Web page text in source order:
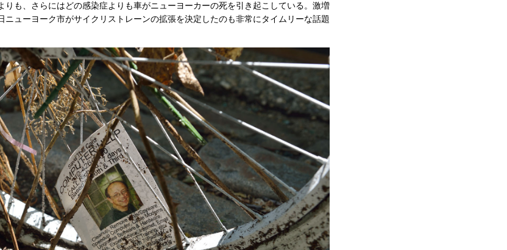
りも、さらにはどの感染症よりも車がニューヨーカーの死を引き起こしている。激増
ニューヨーク市がサイクリストレーンの拡張を決定したのも非常にタイムリーな話題